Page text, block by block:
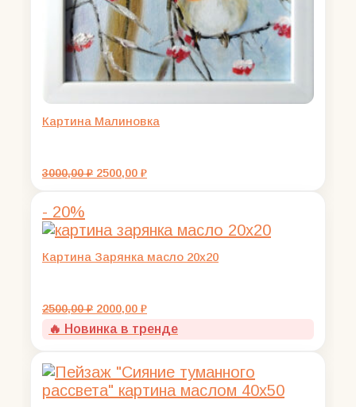
Картина Малиновка
3000,00₽ Первоначальная
2500,00 ₽Текущая
- 20%
Картина Зарянка масло 20х20
2500,00₽ Первоначальная
составляла
2000,00 ₽Текущая
2000,00 ₽.
🔥 Новинка в тренде